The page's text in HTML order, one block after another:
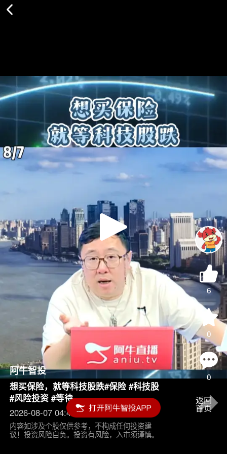
Play
Video
6
0
0
阿牛智投
想买保险，就等科技股跌#保险 #科技股
#风险投资 #等待
2026-08-07 04:45
内容如涉及个股仅供参考，不构成任何投资建
议！投资风险自负。投资有风险，入市须谨慎。